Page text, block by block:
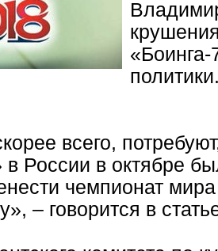
«Боинга-
всего,
России в октябре
чемпионат
– говорится в